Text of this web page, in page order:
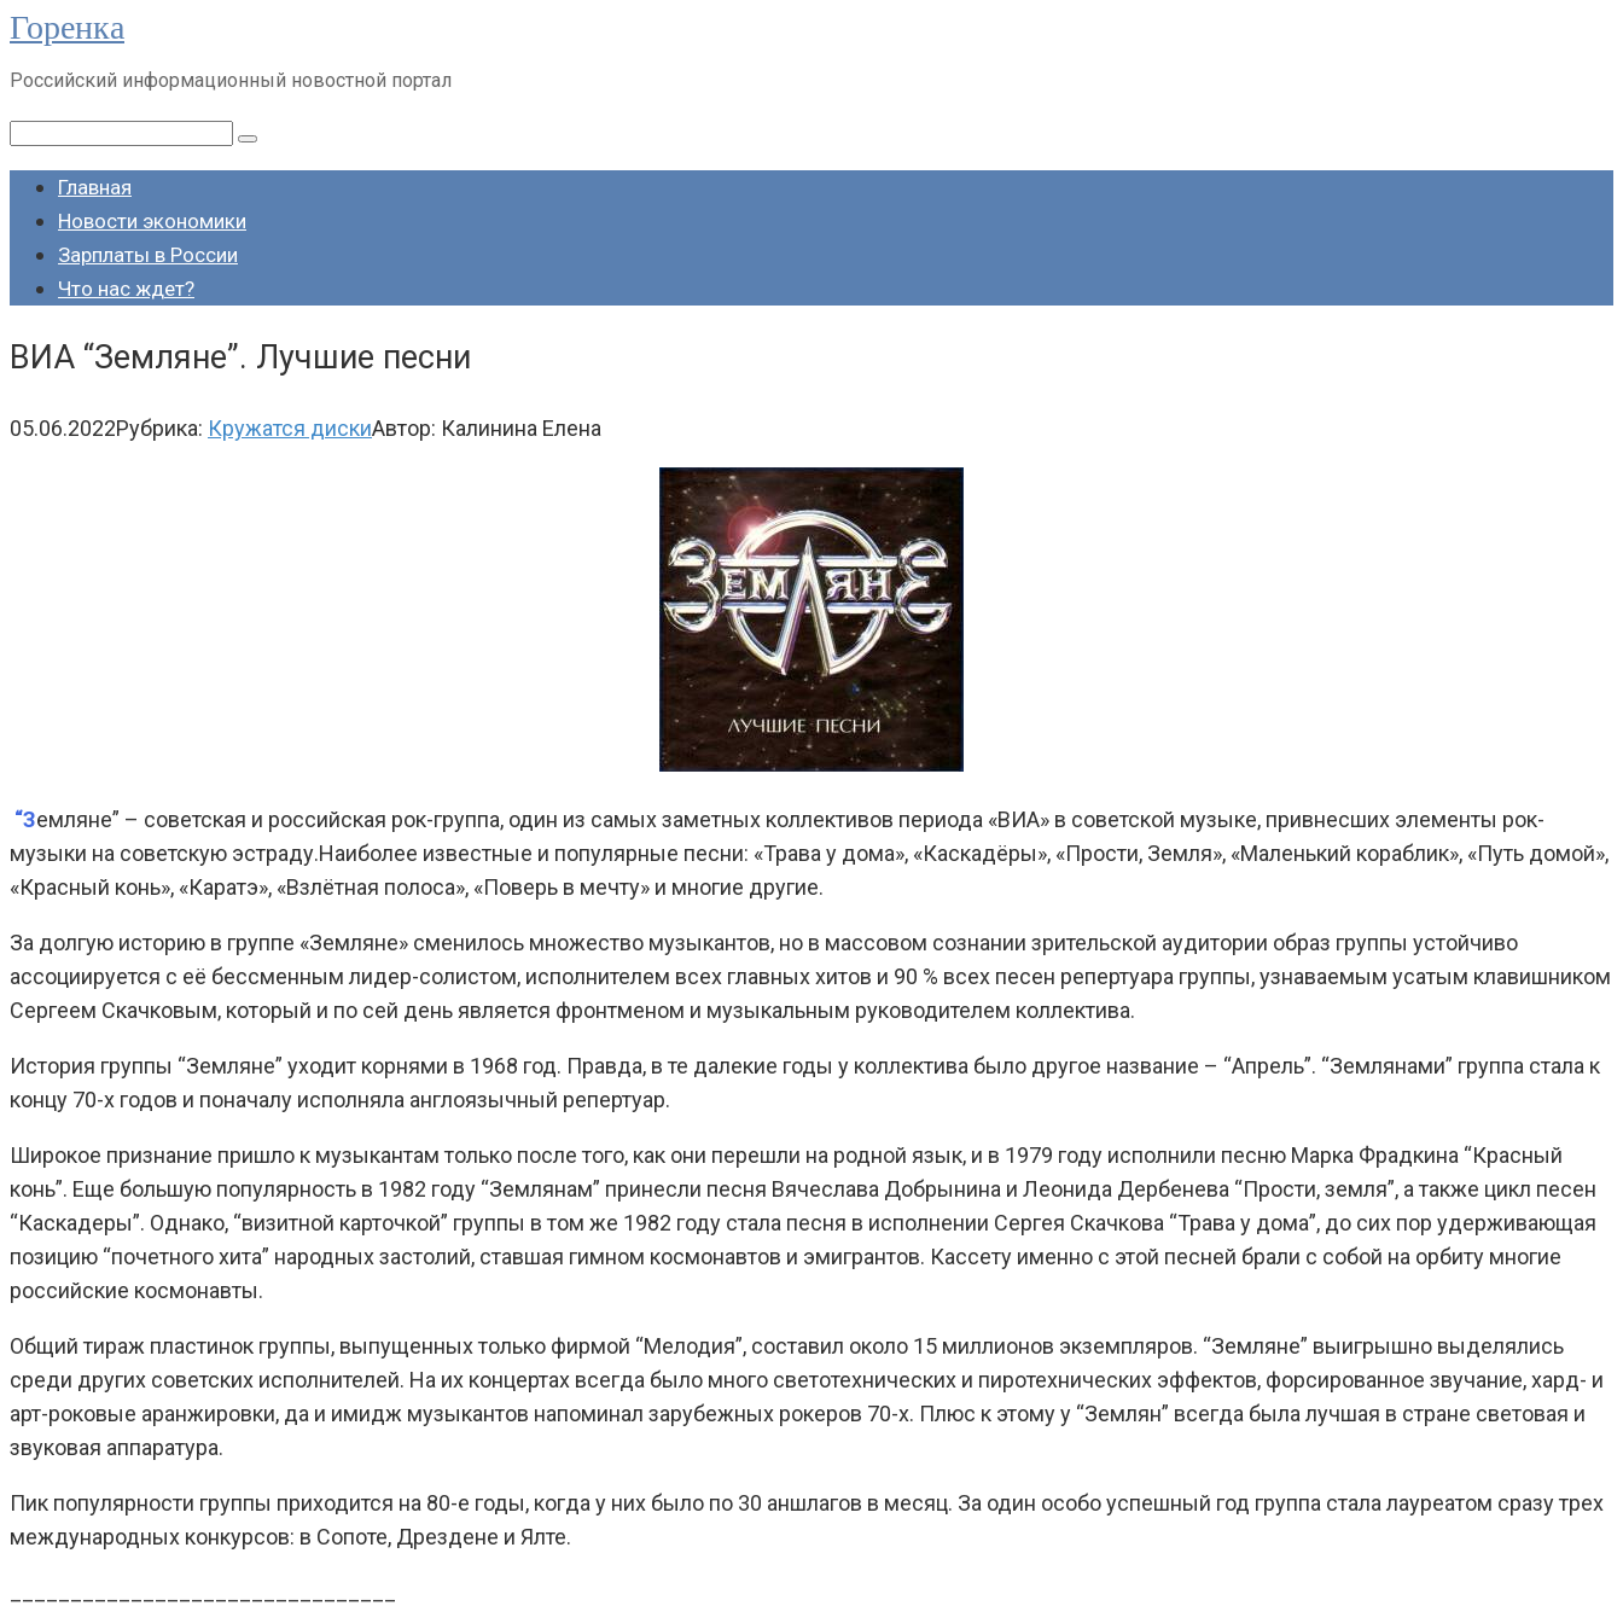
Перейти
контенту
Горенка
Российский информационный новостной портал
Поиск:
Главная
Новости экономики
Зарплаты в России
Что нас ждет?
ВИА “Земляне”. Лучшие песни
05.06.2022Рубрика: Кружатся дискиАвтор: Калинина Елена
“Земляне” – советская и российская рок-группа, один из самых заметных коллективов периода «ВИА» в советской музыке, привнесших элементы рок-
музыки на советскую эстраду.Наиболее известные и популярные песни: «Трава у дома», «Каскадёры», «Прости, Земля», «Маленький кораблик», «Путь домой»,
«Красный конь», «Каратэ», «Взлётная полоса», «Поверь в мечту» и многие другие.
За долгую историю в группе «Земляне» сменилось множество музыкантов, но в массовом сознании зрительской аудитории образ группы устойчиво
ассоциируется с её бессменным лидер-солистом, исполнителем всех главных хитов и 90 % всех песен репертуара группы, узнаваемым усатым клавишником
Сергеем Скачковым, который и по сей день является фронтменом и музыкальным руководителем коллектива.
История группы “Земляне” уходит корнями в 1968 год. Правда, в те далекие годы у коллектива было другое название – “Апрель”. “Землянами” группа стала к
концу 70-х годов и поначалу исполняла англоязычный репертуар.
Широкое признание пришло к музыкантам только после того, как они перешли на родной язык, и в 1979 году исполнили песню Марка Фрадкина “Красный
конь”. Еще большую популярность в 1982 году “Землянам” принесли песня Вячеслава Добрынина и Леонида Дербенева “Прости, земля”, а также цикл песен
“Каскадеры”. Однако, “визитной карточкой” группы в том же 1982 году стала песня в исполнении Сергея Скачкова “Трава у дома”, до сих пор удерживающая
позицию “почетного хита” народных застолий, ставшая гимном космонавтов и эмигрантов. Кассету именно с этой песней брали с собой на орбиту многие
российские космонавты.
Общий тираж пластинок группы, выпущенных только фирмой “Мелодия”, составил около 15 миллионов экземпляров. “Земляне” выигрышно выделялись
среди других советских исполнителей. На их концертах всегда было много светотехнических и пиротехнических эффектов, форсированное звучание, хард- и
арт-роковые аранжировки, да и имидж музыкантов напоминал зарубежных рокеров 70-х. Плюс к этому у “Землян” всегда была лучшая в стране световая и
звуковая аппаратура.
Пик популярности группы приходится на 80-е годы, когда у них было по 30 аншлагов в месяц. За один особо успешный год группа стала лауреатом сразу трех
международных конкурсов: в Сопоте, Дрездене и Ялте.